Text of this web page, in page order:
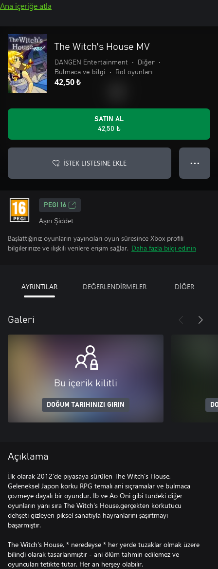
Ana içeriğe atla
The Witch's House MV
DANGEN Entertainment • Diğer
•
Bulmaca ve bilgi
• Rol oyunları
42,50 ₺
SATIN AL
42,50 ₺
İSTEK LISTESINE EKLE ● ● ●
PEGI 16
Aşırı Şiddet
Başlattığınız oyunların yayıncıları oyun süresince Xbox profili
bilgilerinize ve ilişkili verilere erişim sağlar. Daha fazla bilgi edinin
AYRINTILAR DEĞERLENDİRMELER DİĞER
Galeri
Bu içerik kilitli
DOĞUM TARIHINIZI GIRIN
Açıklama
İlk olarak 2012'de piyasaya sürülen The Witch's House,
Geleneksel Japon korku RPG temalı ani sıçramalar ve bulmaca
çözmeye dayalı bir oyundur. Ib ve Ao Oni gibi türdeki diğer
oyunların yanı sıra The Witch's House,gerçekten korkutucu
dehşeti gizleyen piksel sanatıyla hayranlarını şaşırtmayı
başarmıştır.
The Witch's House, * neredeyse * her yerde tuzaklar olmak üzere
bilinçli olarak tasarlanmıştır - ani ölüm tahmin edilemez ve
oyuncuları tetikte tutar. Her an herşey olabilir.